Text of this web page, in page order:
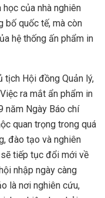
của nhà nghiên
bố quốc tế, mà còn
hệ thống ấn phẩm in
tịch Hội đồng Quản lý,
ra mắt ẩn phẩm in
năm Ngày Báo chí
quan trọng trong quá
đào tạo và nghiên
tiếp tục đổi mới về
nhập ngày càng
là nơi nghiên cứu,